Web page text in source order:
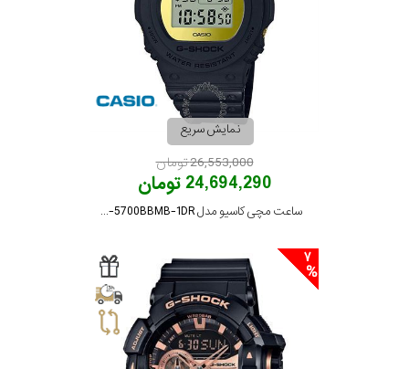
نمایش سریع
26,553,000 تومان
24,694,290 تومان
ساعت مچی کاسیو مدل DW-5700BBMB-1DR